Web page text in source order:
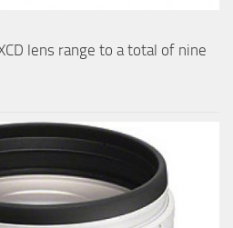
lens range to a total of nine